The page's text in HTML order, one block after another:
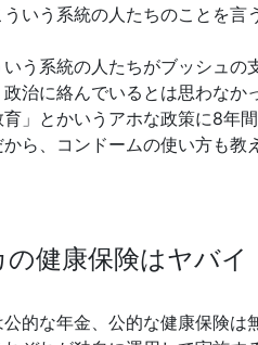
いう系統の人たちのことを言
う系統の人たちがブッシュの
治に絡んでいるとは思わなか
育」とかいうアホな政策に8年
ら、コンドームの使い方も教
健康保険はヤバイ
的な年金、公的な健康保険は